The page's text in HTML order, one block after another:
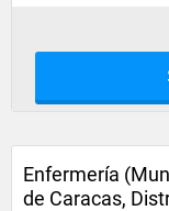
Enfermería
de Caracas,